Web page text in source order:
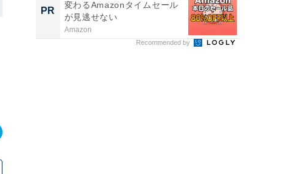
PR
変わるAmazonタイムセール
が見逃せない
Amazon
Recommended by